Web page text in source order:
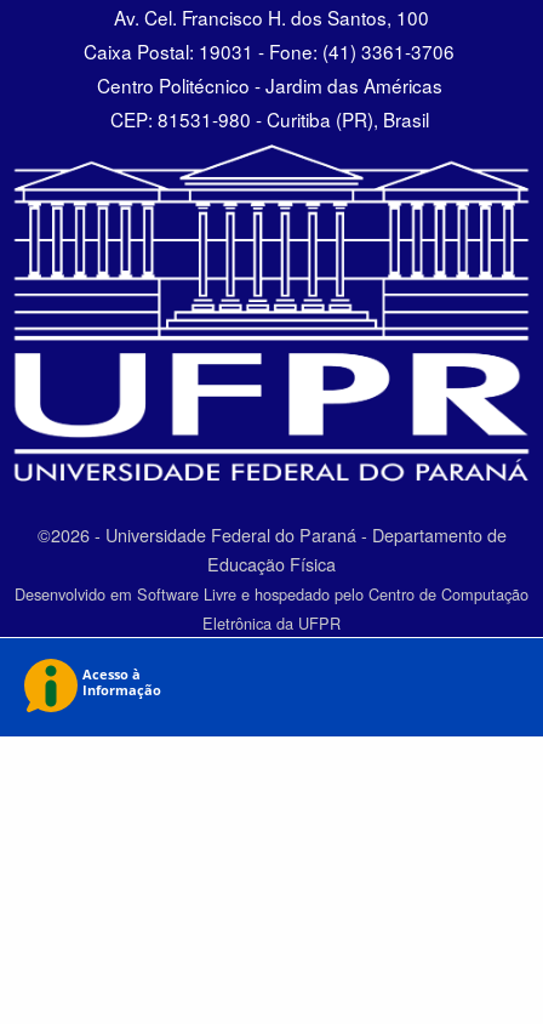
Av. Cel. Francisco H. dos Santos, 100
Caixa Postal: 19031 - Fone: (41) 3361-3706
Centro Politécnico - Jardim das Américas
CEP: 81531-980 - Curitiba (PR), Brasil
©2026 - Universidade Federal do Paraná - Departamento de
Educação Física
Desenvolvido em Software Livre e hospedado pelo Centro de Computação
Eletrônica da UFPR